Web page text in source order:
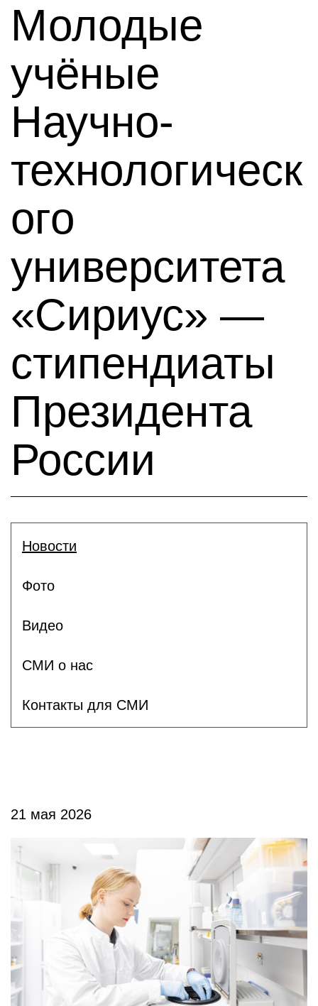
Молодые
учёные
Научно-
технологическ
ого
университета
«Сириус» —
стипендиаты
Президента
России
Новости
Фото
Видео
СМИ о нас
Контакты для СМИ
21 мая 2026